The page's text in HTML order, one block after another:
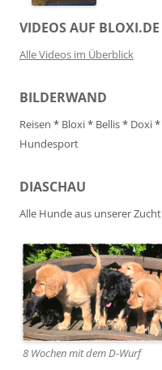
VIDEOS AUF BLOXI.DE
Alle Videos im Überblick
BILDERWAND
Reisen * Bloxi* Bellis* Doxi*
Hundesport
DIASCHAU
Alle Hunde aus unserer Zucht
8 Wochen mit dem D-Wurf